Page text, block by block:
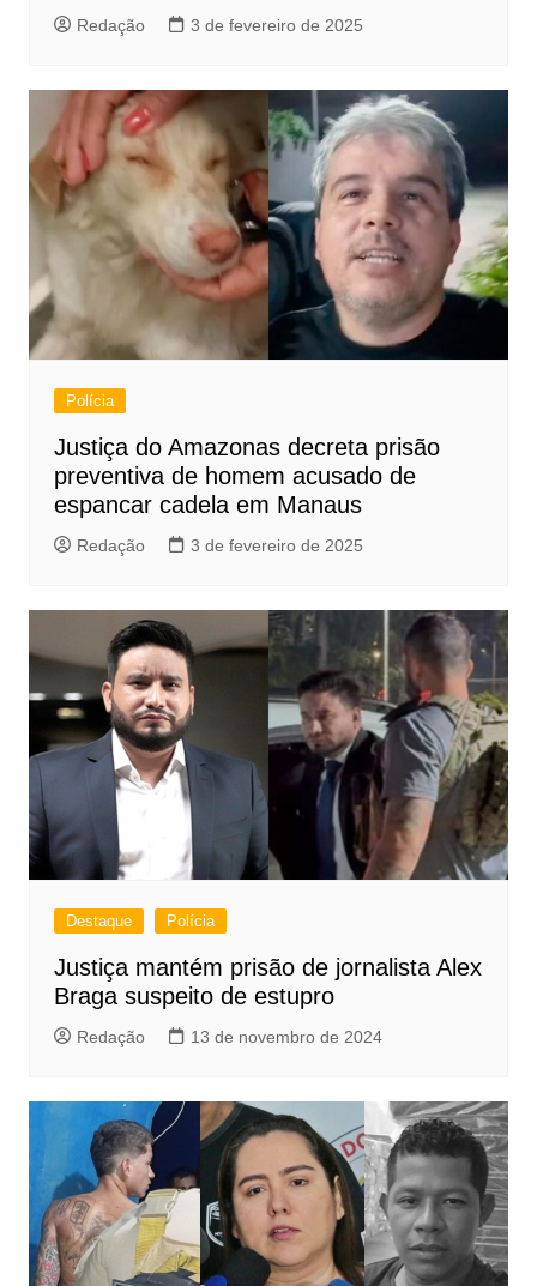
Redação 3 de fevereiro de 2025
Polícia
Justiça do Amazonas decreta prisão
preventiva de homem acusado de
espancar cadela em Manaus
Redação 3 de fevereiro de 2025
Destaque Polícia
Justiça mantém prisão de jornalista Alex
Braga suspeito de estupro
Redação 13 de novembro de 2024